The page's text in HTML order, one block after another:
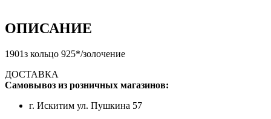
ОПИСАНИЕ
1901з кольцо 925*/золочение
ДОСТАВКА
Самовывоз из розничных магазинов:
г. Искитим ул. Пушкина 57